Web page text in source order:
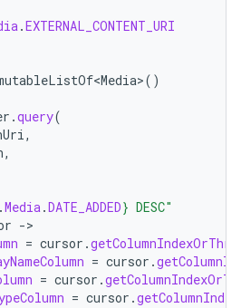
.EXTERNAL_CONTENT_URI
()
.query(
,
,
.Media.DATE_ADDED} DESC"
-
= cursor .
= cursor .
= cursor .
= cursor .